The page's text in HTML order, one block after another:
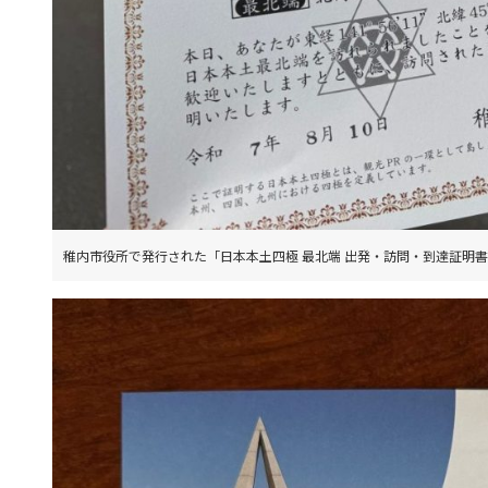
稚内市役所で発行された「日本本土四極 最北端 出発・訪問・到達証明